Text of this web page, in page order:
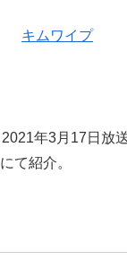
キムワイプ
年3月17日放
て紹介。